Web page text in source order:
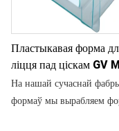
Пластыкавая форма
ліцця пад ціскам GV
для халадзільнікаў
На нашай сучаснай
формаў мы вырабляем